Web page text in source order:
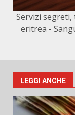
Servizi
eritrea -
LEGGI ANCHE